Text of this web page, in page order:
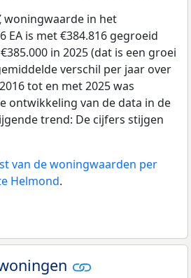
woningwaarde in het
EA is met €384.816 gegroeid
in 2025 (dat is een groei
verschil per jaar over
tot en met 2025 was
ontwikkeling van de data in de
trend: De cijfers stijgen
van de woningwaarden per
Helmond.